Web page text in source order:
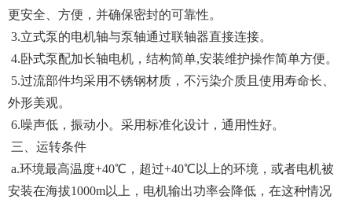
更安全、方便，并确保密封的可靠性。
3.立式泵的电机轴与泵轴通过联轴器直接连接。
4.卧式泵配加长轴电机，结构简单,安装维护操作简单方便。
5.过流部件均采用不锈钢材质，不污染介质且使用寿命长、
外形美观。
6.噪声低，振动小。采用标准化设计，通用性好。
三、运转条件
a.环境最高温度+40℃，超过+40℃以上的环境，或者电机被
安装在海拔1000m以上，电机输出功率会降低，在这种情况